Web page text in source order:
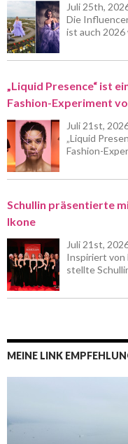
Juli 25th,
Die
ist auch 2026
„Liquid Presence“ ist
Fashion-Experiment
Juli 21st,
„Liquid
Fashion-
Schullin präsentierte
Ikone
Juli 21st,
Inspiriert von
stellte
MEINE LINK